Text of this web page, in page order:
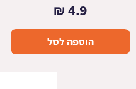
4.9
₪
הוספה לסל